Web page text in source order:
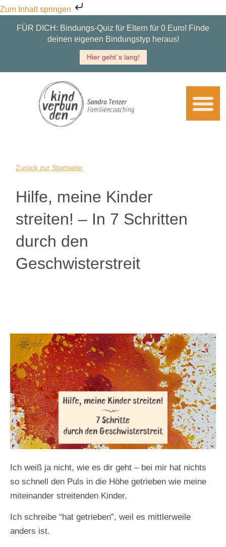
Zum Inhalt springen
FÜR DICH: Bindungs-Quiz für Eltern für 0 Euro! Finde
deinen eigenen Bindungstyp heraus!
Hier geht´s lang!
Zurück zur Startseite
Hilfe, meine Kinder
streiten! – In 7 Schritten
durch den
Geschwisterstreit
Ich weiß ja nicht, wie es dir geht – bei mir hat nichts
so schnell den Puls in die Höhe getrieben wie meine
miteinander streitenden Kinder.
Ich schreibe “hat getrieben”, weil es mittlerweile
anders ist.